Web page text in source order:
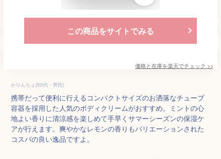
この商品をサイトでみる
価格と在庫を楽天でチェック >>
かりんちょ(50代・男性)
携帯だって便利に行えるコンパクトサイズのお洒落なチューブ
容器を採用した人気のボディクリームがおすすめ。ミントの心
地よい香りに清涼感を楽しめて手早くサマーシーズンの保湿ケ
アが行えます。爽やかなレモンの香りもバリエーションされた
コスパの良い逸品ですよ。